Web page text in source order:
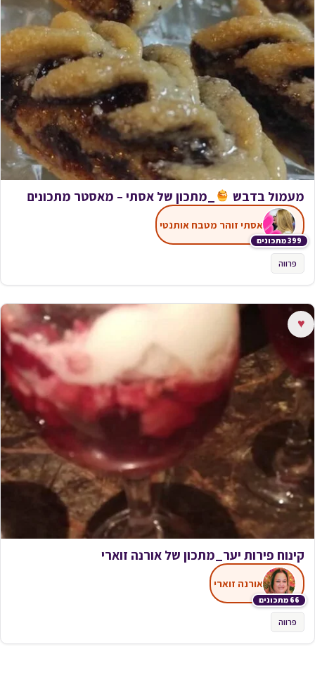
מעמול בדבש _מתכון של אסתי – מאסטר מתכונים
399 מתכונים
אסתי זוהר מטבח אותנטי
פרווה
♥
קינוח פירות יער_מתכון של אורנה זוארי
66 מתכונים
אורנה זוארי
פרווה